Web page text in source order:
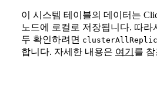
이 시스템 테이블의 데이터는
노드에 로컬로 저장됩니다. 따라
두 확인하려면
합니다. 자세한 내용은 여기 를